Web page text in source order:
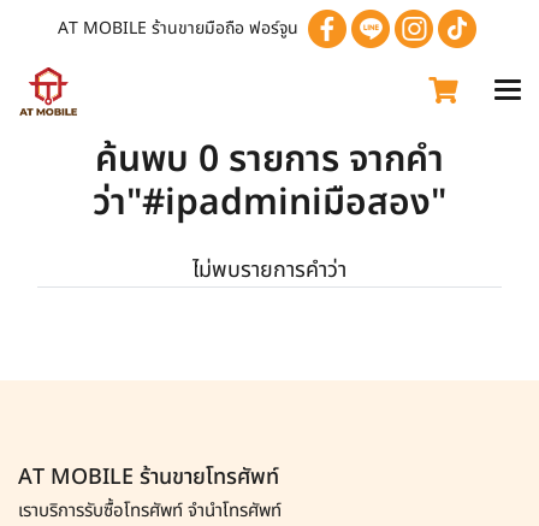
AT MOBILE ร้านขายมือถือ ฟอร์จูน
ค้นพบ 0 รายการ จากคำ
ว่า"#ipadminiมือสอง"
ไม่พบรายการคำว่า
AT MOBILE ร้านขายโทรศัพท์
เราบริการรับซื้อโทรศัพท์จำนำโทรศัพท์